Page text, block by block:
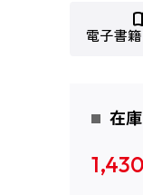
電子書
在
1,430